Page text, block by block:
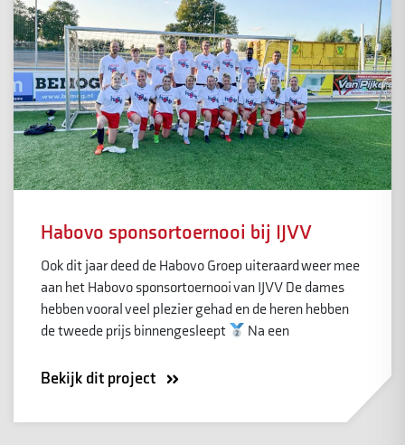
Habovo sponsortoernooi bij IJVV
Ook dit jaar deed de Habovo Groep uiteraard weer mee
aan het Habovo sponsortoernooi van IJVV De dames
hebben vooral veel plezier gehad en de heren hebben
de tweede prijs binnengesleept
Na een
Bekijk dit project